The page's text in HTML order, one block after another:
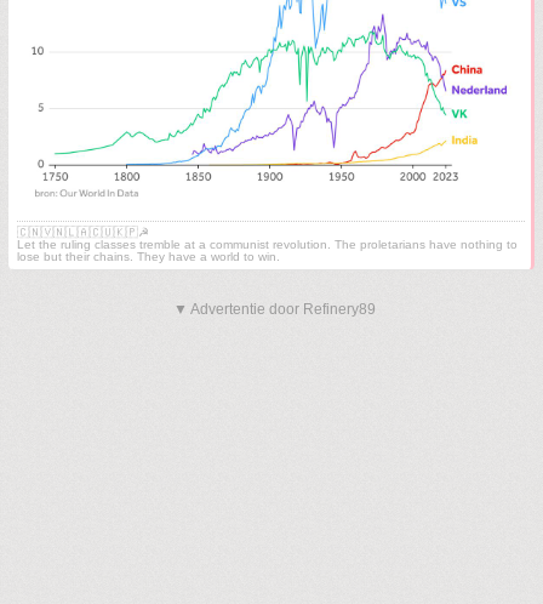
🇨🇳🇻🇳🇱🇦🇨🇺🇰🇵☭
Let the ruling classes tremble at a communist revolution. The proletarians have nothing to
lose but their chains. They have a world to win.
▼ Advertentie door Refinery89